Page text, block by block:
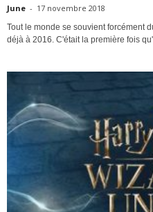
June - 17 novembre 2018
Tout le monde se souvient forcément
déjà à 2016. C'était la première fois